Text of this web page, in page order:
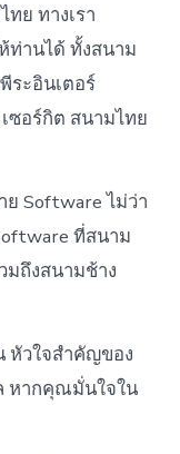
ย ทางเรา
ท่านได้ ทั้งสนาม
ระอินเตอร์
ซอร์กิต สนามไทย
Software ไม่ว่า
ที่สนาม
มถึงสนามช้าง
หัวใจสำคัญของ
หากคุณมั่นใจใน